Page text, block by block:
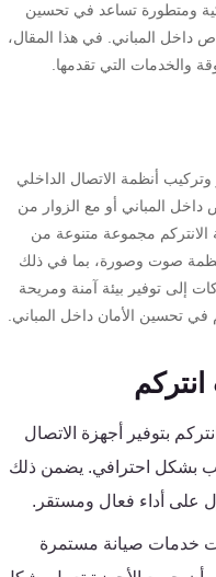
ومتطورة تساعد في تحسين
داخل المباني. في هذا المقال،
التي تقدمها.
أنظمة الاتصال الداخلي
المباني أو مع الزوار من
مجموعة متنوعة من
صوت وصورة، بما في ذلك
إلى توفير بيئة آمنة ومريحة
تحسين الأمان داخل المباني.
بتوفير أجهزة الاتصال
بشكل احترافي. يضمن ذلك
أداء فعال ومستقر.
خدمات صيانة مستمرة